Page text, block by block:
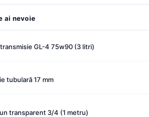
ai nevoie
GL-4 75w90 (3 litri)
tubulară 17 mm
transparent 3/4 (1 metru)